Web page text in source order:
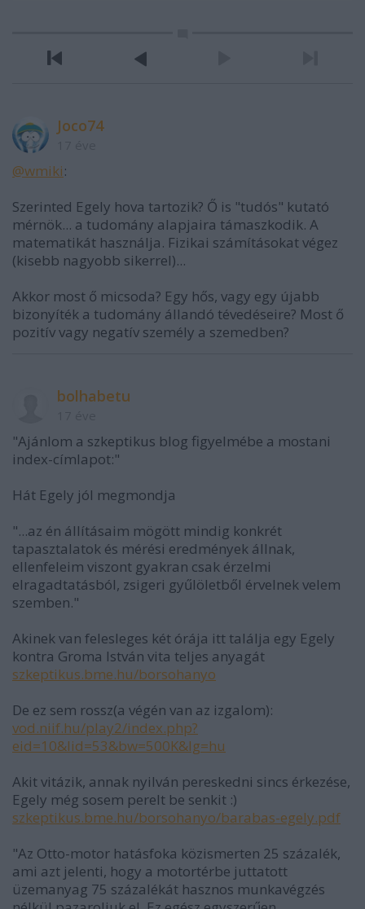
Joco74
@wmiki:
Szerinted Egely hova tartozik? Ő is "tudós" kutató
mérnök... a tudomány alapjaira támaszkodik. A
matematikát használja. Fizikai számításokat végez
(kisebb nagyobb sikerrel)...
Akkor most ő micsoda? Egy hős, vagy egy újabb
bizonyíték a tudomány állandó tévedéseire? Most ő
pozitív vagy negatív személy a szemedben?
bolhabetu
"Ajánlom a szkeptikus blog figyelmébe a mostani
index-címlapot:"
Hát Egely jól megmondja
"...az én állításaim mögött mindig konkrét
tapasztalatok és mérési eredmények állnak,
ellenfeleim viszont gyakran csak érzelmi
elragadtatásból, zsigeri gyűlöletből érvelnek velem
szemben."
Akinek van felesleges két órája itt találja egy Egely
kontra Groma István vita teljes anyagát
szkeptikus.bme.hu/borsohanyo
De ez sem rossz(a végén van az izgalom):
vod.niif.hu/play2/index.php?
eid=10&lid=53&bw=500K&lg=hu
Akit vitázik, annak nyilván pereskedni sincs érkezése,
Egely még sosem perelt be senkit :)
szkeptikus.bme.hu/borsohanyo/barabas-egely.pdf
"Az Otto-motor hatásfoka közismerten 25 százalék,
ami azt jelenti, hogy a motortérbe juttatott
üzemanyag 75 százalékát hasznos munkavégzés